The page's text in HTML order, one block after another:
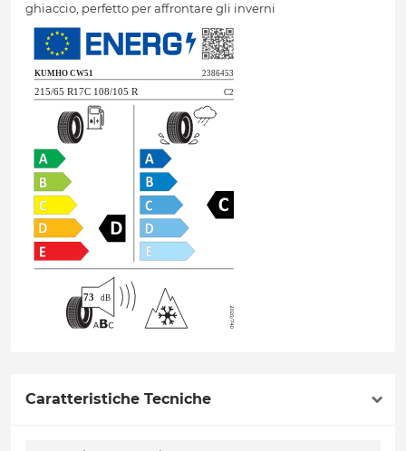
ghiaccio, perfetto per affrontare gli inverni
Caratteristiche Tecniche